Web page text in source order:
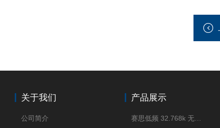
关于我们
公司简介
产品展示
赛思低频 32.768k 无源晶体